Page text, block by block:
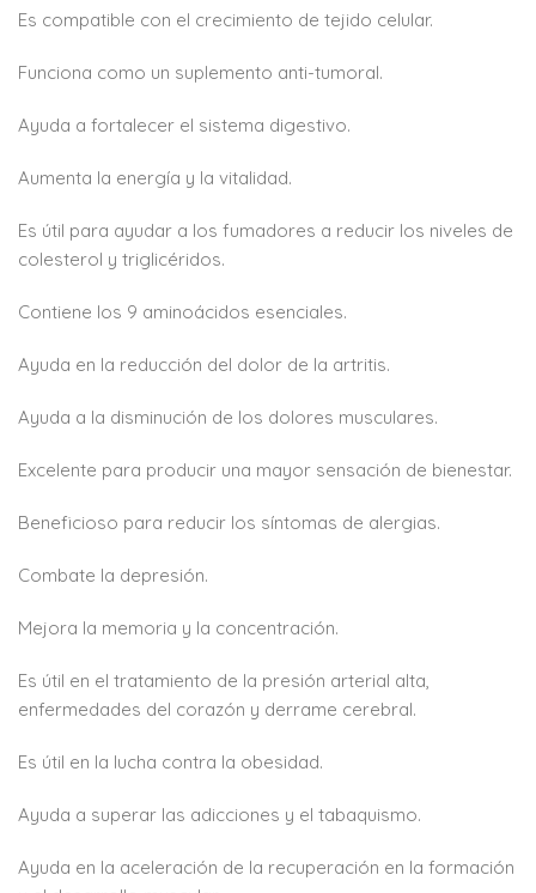
Es compatible con el crecimiento de tejido celular.
Funciona como un suplemento anti-tumoral.
Ayuda a fortalecer el sistema digestivo.
Aumenta la energía y la vitalidad.
Es útil para ayudar a los fumadores a reducir los niveles de
colesterol y triglicéridos.
Contiene los 9 aminoácidos esenciales.
Ayuda en la reducción del dolor de la artritis.
Ayuda a la disminución de los dolores musculares.
Excelente para producir una mayor sensación de bienestar.
Beneficioso para reducir los síntomas de alergias.
Combate la depresión.
Mejora la memoria y la concentración.
Es útil en el tratamiento de la presión arterial alta,
enfermedades del corazón y derrame cerebral.
Es útil en la lucha contra la obesidad.
Ayuda a superar las adicciones y el tabaquismo.
Ayuda en la aceleración de la recuperación en la formación